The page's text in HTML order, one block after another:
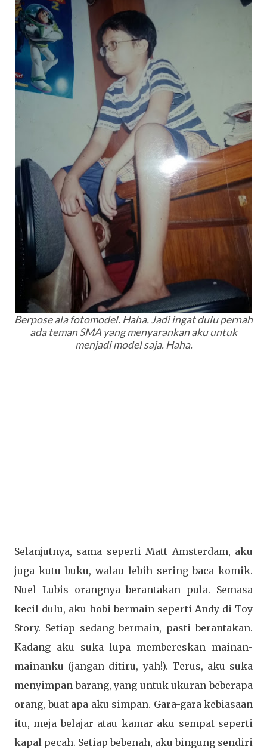
Berpose alafotomodel. Haha. Jadi ingat dulu pernah
ada teman SMA yang menyarankan aku untuk
menjadi model saja. Haha.
Selanjutnya, sama seperti Matt Amsterdam, aku
juga kutu buku, walau lebih sering baca komik.
Nuel Lubis orangnya berantakan pula. Semasa
kecil dulu, aku hobi bermain seperti Andy di Toy
Story. Setiap sedang bermain, pasti berantakan.
Kadang aku suka lupa membereskan mainan-
mainanku (jangan ditiru, yah!). Terus, aku suka
menyimpan barang, yang untuk ukuran beberapa
orang, buat apa aku simpan. Gara-gara kebiasaan
itu, meja belajar atau kamar aku sempat seperti
kapal pecah. Setiap bebenah, aku bingung sendiri